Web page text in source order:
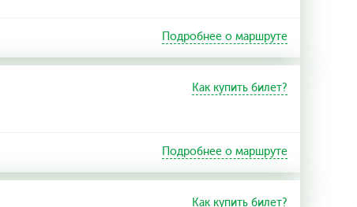
Подробнее о маршруте
Как купить билет?
Подробнее о маршруте
Как купить билет?